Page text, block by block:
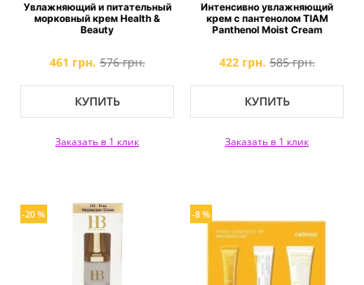
Увлажняющий и питательный
морковный крем Health &
Beauty
461 грн. 576 грн.
КУПИТЬ
Заказать в 1 клик
Интенсивно увлажняющий
крем с пантенолом TIAM
Panthenol Moist Cream
422 грн. 585 грн.
КУПИТЬ
Заказать в 1 клик
-20 % -8 %